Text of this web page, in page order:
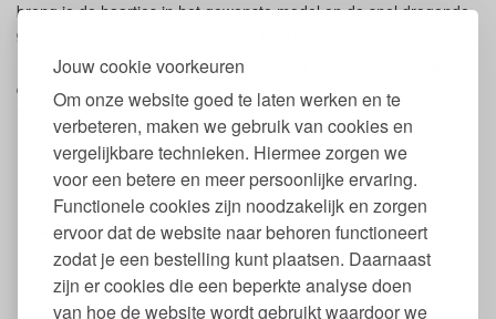
Jouw cookie voorkeuren
Om onze website goed te laten werken en te
verbeteren, maken we gebruik van cookies en
vergelijkbare technieken. Hiermee zorgen we
voor een betere en meer persoonlijke ervaring.
Functionele cookies zijn noodzakelijk en zorgen
ervoor dat de website naar behoren functioneert
zodat je een bestelling kunt plaatsen. Daarnaast
zijn er cookies die een beperkte analyse doen
van hoe de website wordt gebruikt waardoor we
breng je de haartjes in het gewenste model en de snel drogende
gel fixeert de wenkbrauw zodat de haartjes op hun plek blijven.
Dit product bevat mica. Wij hebben bij het merk gecheckt dat
deze grondstof gewonnen is op een ethische, verantwoorde
manier zonder kinderarbeid.
Er zijn twee kleuren wenkbrauwen gel:
Transparant: intensiveert de natuurlijke kleur van de
wenkbrauwen
Hazel Blond: kleurt de wenkbrauwen subtiel
Eigenschappen wenkbrauwgel
Inhoud: 10 ml